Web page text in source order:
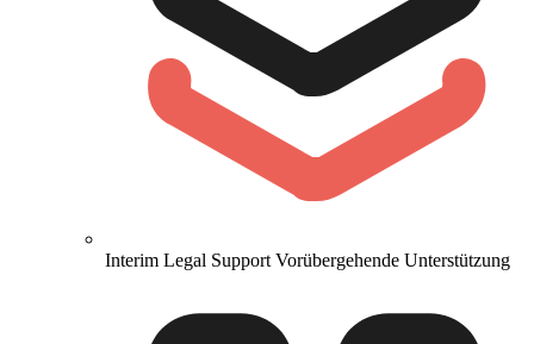
Interim Legal Support Vorübergehende Unterstützung